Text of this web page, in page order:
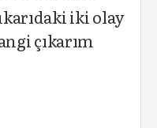
iki olay
çıkarım